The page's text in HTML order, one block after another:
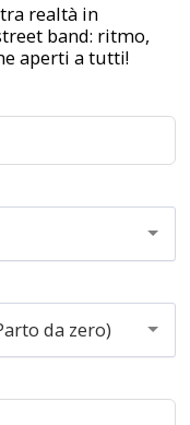
realtà in
band: ritmo,
aperti a tutti!
da zero)